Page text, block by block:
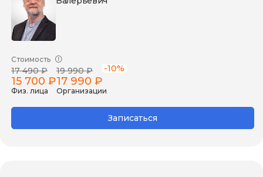
Стоимость
17 490 ₽
15 700 ₽
Физ. лица
19 990 ₽ -10%
17 990 ₽
Организации
Записаться